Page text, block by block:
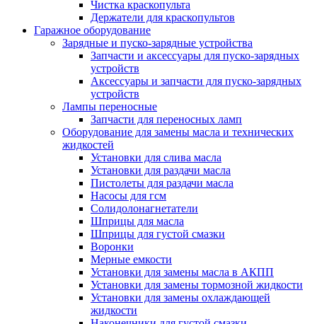
Чистка краскопульта
Держатели для краскопультов
Гаражное оборудование
Зарядные и пуско-зарядные устройства
Запчасти и аксессуары для пуско-зарядных
устройств
Аксессуары и запчасти для пуско-зарядных
устройств
Лампы переносные
Запчасти для переносных ламп
Оборудование для замены масла и технических
жидкостей
Установки для слива масла
Установки для раздачи масла
Пистолеты для раздачи масла
Насосы для гсм
Солидолонагнетатели
Шприцы для масла
Шприцы для густой смазки
Воронки
Мерные емкости
Установки для замены масла в АКПП
Установки для замены тормозной жидкости
Установки для замены охлаждающей
жидкости